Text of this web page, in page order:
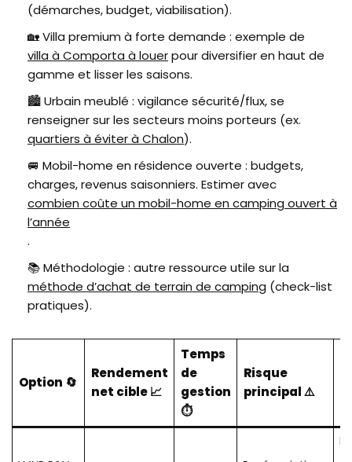
(démarches, budget, viabilisation).
🏡 Villa premium à forte demande : exemple de
villa à Comporta à louerpour diversifier en haut de
gamme et lisser les saisons.
🏙️ Urbain meublé : vigilance sécurité/flux, se
renseigner sur les secteurs moins porteurs (ex.
quartiers à éviter à Chalon).
🚐 Mobil-home en résidence ouverte : budgets,
charges, revenus saisonniers. Estimer avec
combien coûte un mobil-home en camping ouvert à
l’année
.
📚 Méthodologie : autre ressource utile sur la
méthode d’achat de terrain de camping (check-list
pratiques).
Option 🔄
Rendement
net cible 📈
Temps
de
gestion
⏱️
Risque
principal ⚠️